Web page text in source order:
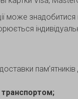
може знадобитися